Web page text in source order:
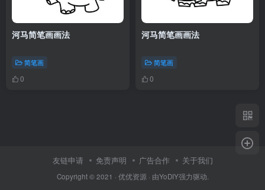
河马简笔画画法
简笔画
0
河马简笔画画法
简笔画
0
友链申请 免责声明 广告合作 关于我们
Copyright © 2021 · 优优资源 · 由YoDIY强力驱动.